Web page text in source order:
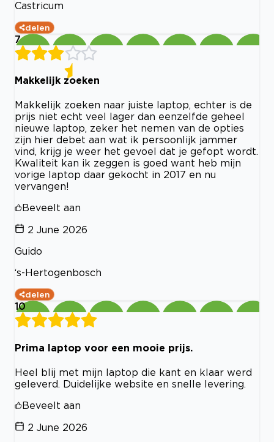
Castricum
delen
7
Makkelijk zoeken
Makkelijk zoeken naar juiste laptop, echter is de
prijs niet echt veel lager dan eenzelfde geheel
nieuwe laptop, zeker het nemen van de opties
zijn hier debet aan wat ik persoonlijk jammer
vind, krijg je weer het gevoel dat je gefopt wordt.
Kwaliteit kan ik zeggen is goed want heb mijn
vorige laptop daar gekocht in 2017 en nu
vervangen!
Beveelt aan
2 June 2026
Guido
‘s-Hertogenbosch
delen
10
Prima laptop voor een mooie prijs.
Heel blij met mijn laptop die kant en klaar werd
geleverd. Duidelijke website en snelle levering.
Beveelt aan
2 June 2026